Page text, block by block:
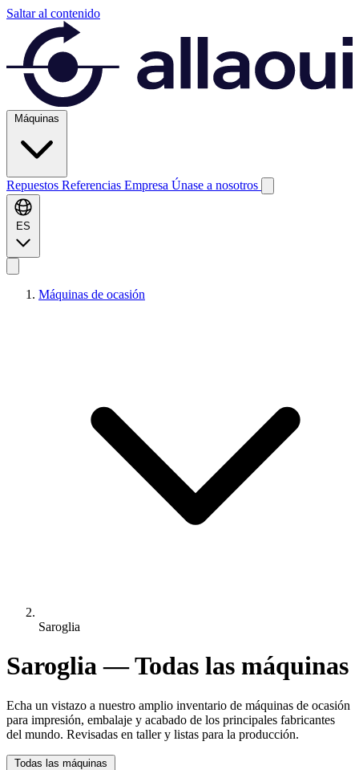
Saltar al contenido
Máquinas
Repuestos Referencias Empresa Únase a nosotros
ES
Máquinas de ocasión
Saroglia
Saroglia — Todas las máquinas
Echa un vistazo a nuestro amplio inventario de máquinas de ocasión
para impresión, embalaje y acabado de los principales fabricantes
del mundo. Revisadas en taller y listas para la producción.
Todas las máquinas